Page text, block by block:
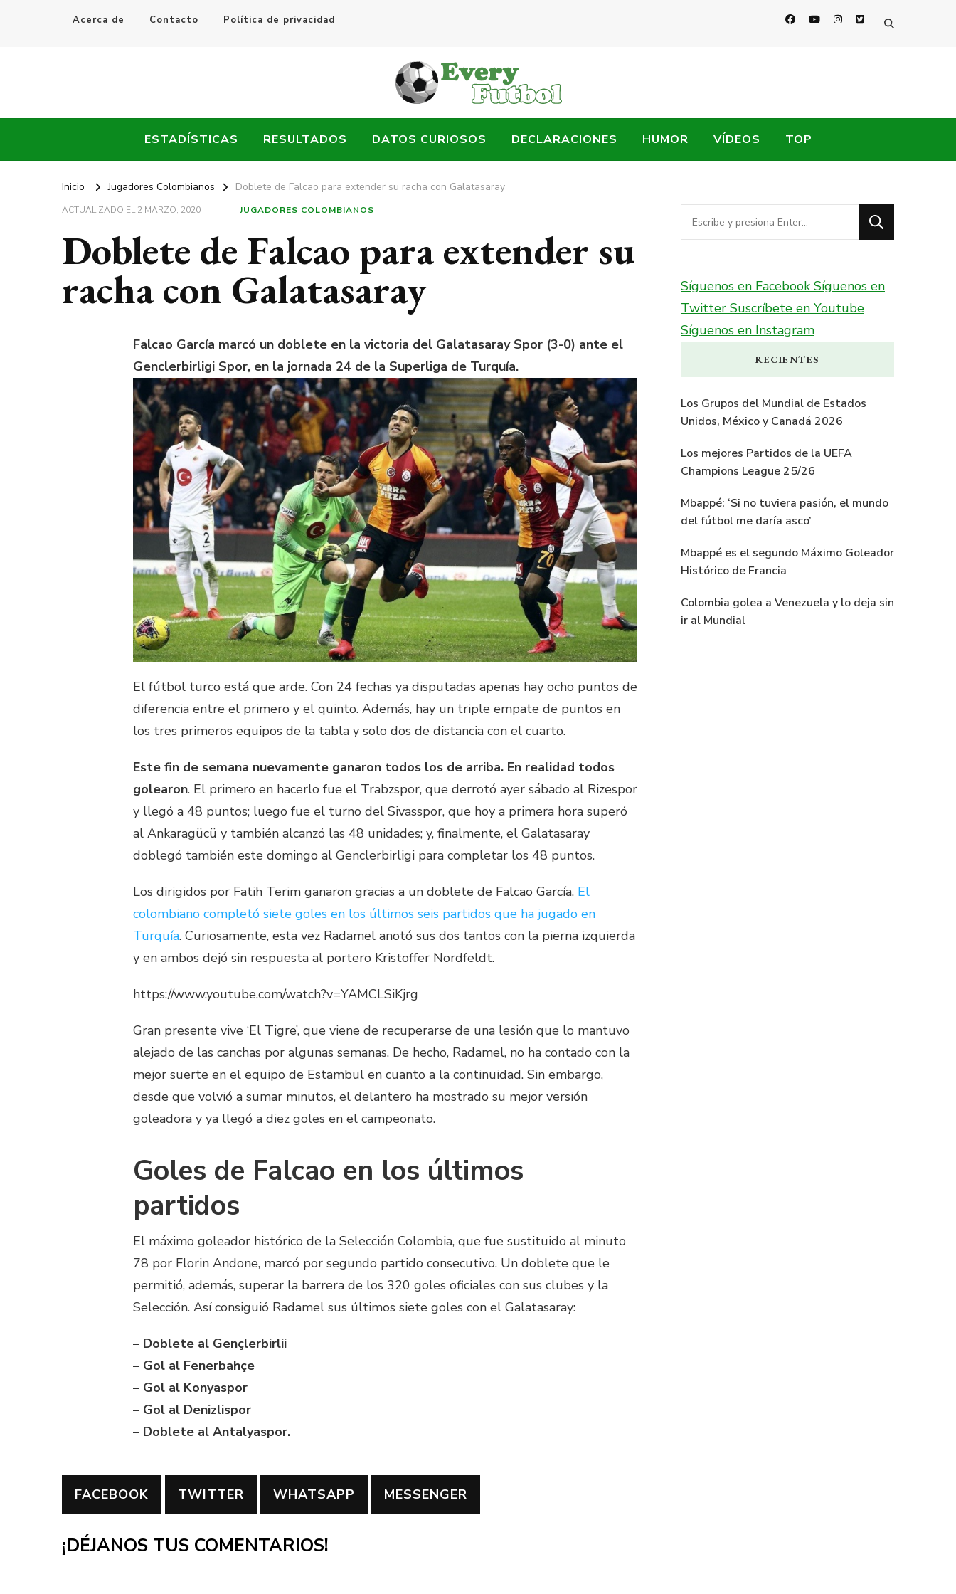
Acerca de Contacto Política de privacidad
Every Fútbol
ESTADÍSTICAS RESULTADOS DATOS CURIOSOS DECLARACIONES HUMOR VÍDEOS TOP
Inicio Jugadores Colombianos Doblete de Falcao para extender su racha con Galatasaray
ACTUALIZADO EL2 MARZO, 2020 JUGADORES COLOMBIANOS
Doblete de Falcao para extender su
racha con Galatasaray
Falcao García marcó un doblete en la victoria del Galatasaray Spor (3-0) ante el
Genclerbirligi Spor, en la jornada 24 de la Superliga de Turquía.
El fútbol turco está que arde. Con 24 fechas ya disputadas apenas hay ocho puntos de
diferencia entre el primero y el quinto. Además, hay un triple empate de puntos en
los tres primeros equipos de la tabla y solo dos de distancia con el cuarto.
Este fin de semana nuevamente ganaron todos los de arriba. En realidad todos
golearon. El primero en hacerlo fue el Trabzspor, que derrotó ayer sábado al Rizespor
y llegó a 48 puntos; luego fue el turno del Sivasspor, que hoy a primera hora superó
al Ankaragücü y también alcanzó las 48 unidades; y, finalmente, el Galatasaray
doblegó también este domingo al Genclerbirligi para completar los 48 puntos.
Los dirigidos por Fatih Terim ganaron gracias a un doblete de Falcao García. El
colombiano completó siete goles en los últimos seis partidos que ha jugado en
Turquía. Curiosamente, esta vez Radamel anotó sus dos tantos con la pierna izquierda
y en ambos dejó sin respuesta al portero Kristoffer Nordfeldt.
https://www.youtube.com/watch?v=YAMCLSiKjrg
Gran presente vive ‘El Tigre’, que viene de recuperarse de una lesión que lo mantuvo
alejado de las canchas por algunas semanas. De hecho, Radamel, no ha contado con la
mejor suerte en el equipo de Estambul en cuanto a la continuidad. Sin embargo,
desde que volvió a sumar minutos, el delantero ha mostrado su mejor versión
goleadora y ya llegó a diez goles en el campeonato.
Goles de Falcao en los últimos
partidos
El máximo goleador histórico de la Selección Colombia, que fue sustituido al minuto
78 por Florin Andone, marcó por segundo partido consecutivo. Un doblete que le
permitió, además, superar la barrera de los 320 goles oficiales con sus clubes y la
Selección. Así consiguió Radamel sus últimos siete goles con el Galatasaray:
– Doblete al Gençlerbirlii
– Gol al Fenerbahçe
– Gol al Konyaspor
– Gol al Denizlispor
– Doblete al Antalyaspor.
FACEBOOK TWITTER WHATSAPP MESSENGER
¡DÉJANOS TUS COMENTARIOS!
¿Buscas
algo?
Síguenos en FacebookSíguenos en
Twitter Suscríbete en Youtube
Síguenos en Instagram
RECIENTES
Los Grupos del Mundial de Estados
Unidos, México y Canadá 2026
Los mejores Partidos de la UEFA
Champions League 25/26
Mbappé: ‘Si no tuviera pasión, el mundo
del fútbol me daría asco’
Mbappé es el segundo Máximo Goleador
Histórico de Francia
Colombia golea a Venezuela y lo deja sin
ir al Mundial